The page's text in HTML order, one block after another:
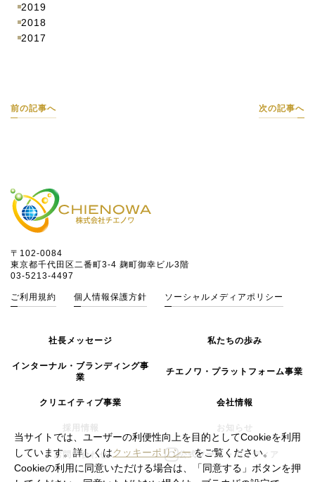
2019
2018
2017
前の記事へ 次の記事へ
〒102-0084
東京都千代田区二番町3-4 麹町御幸ビル3階
03-5213-4497
ご利用規約 個人情報保護方針 ソーシャルメディアポリシー
社長メッセージ 私たちの歩み
インターナル・ブランディング事
業
チエノワ・プラットフォーム事業
クリエイティブ事業 会社情報
採用情報 お知らせ
お問い合わせ 公式ソーシャルメディア
当サイトでは、ユーザーの利便性向上を目的としてCookieを利用
しています。詳しくはクッキーポリシーをご覧ください。
Cookieの利用に同意いただける場合は、「同意する」ボタンを押